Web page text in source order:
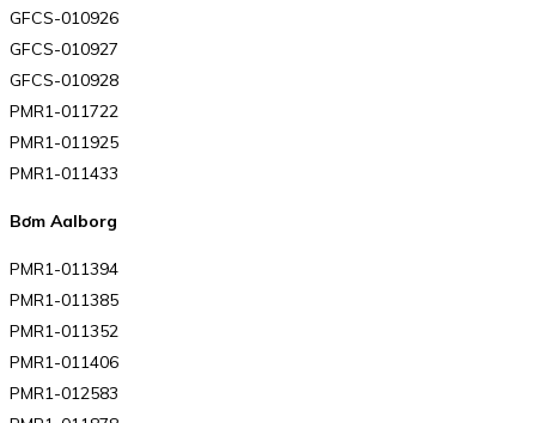
GFCS-010926
GFCS-010927
GFCS-010928
PMR1-011722
PMR1-011925
PMR1-011433
Bơm Aalborg
PMR1-011394
PMR1-011385
PMR1-011352
PMR1-011406
PMR1-012583